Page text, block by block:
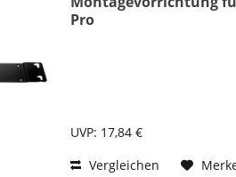
Pro
UVP: 17,84 €
Vergleichen